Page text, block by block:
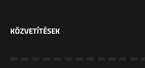
KÖZVETÍTÉSEK